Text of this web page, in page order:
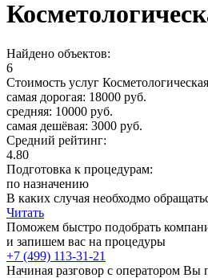
Найдено объектов:
6
Стоимость услуг
самая дорогая: 18000 руб.
средняя: 10000 руб.
самая дешёвая: 3000 руб.
Средний рейтинг:
4.80
Подготовка к процедурам:
по назначению
В каких случая необходмо
Читать
Поможем быстро подобрать
и запишем вас на процедуры
+7 (499) 113-31-21
Начиная разговор с оператором Вы